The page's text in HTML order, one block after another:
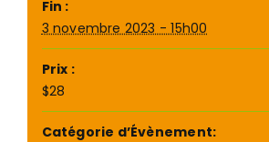
Fin :
3 novembre 2023 - 15h00
Prix :
$28
Catégorie d’Évènement: